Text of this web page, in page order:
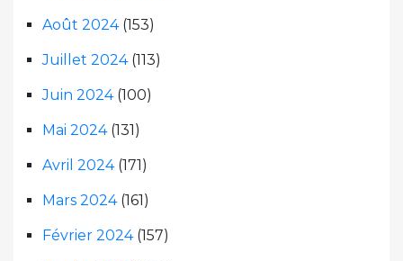
Août 2024(153)
Juillet 2024(113)
Juin 2024(100)
Mai 2024(131)
Avril 2024(171)
Mars 2024(161)
Février 2024(157)